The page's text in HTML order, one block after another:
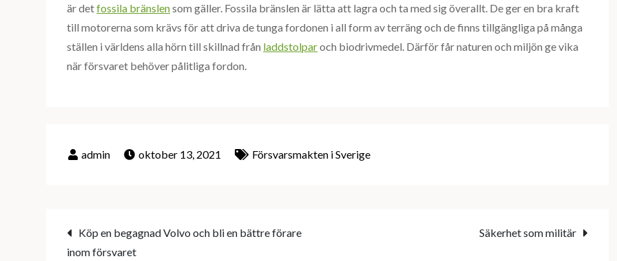
är detfossila bränslensom gäller. Fossila bränslen är lätta att lagra och ta med sig överallt. De ger en bra kraft
till motorerna som krävs för att driva de tunga fordonen i all form av terräng och de finns tillgängliga på många
ställen i världens alla hörn till skillnad från laddstolparoch biodrivmedel. Därför får naturen och miljön ge vika
när försvaret behöver pålitliga fordon.
oktober 13, 2021 Försvarsmakten i Sverige
Inläggsnavigering
Köp en begagnad Volvo och bli en bättre förare
inom försvaret
Säkerhet som militär